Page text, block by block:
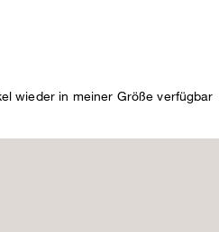
wieder in meiner Größe verfügbar